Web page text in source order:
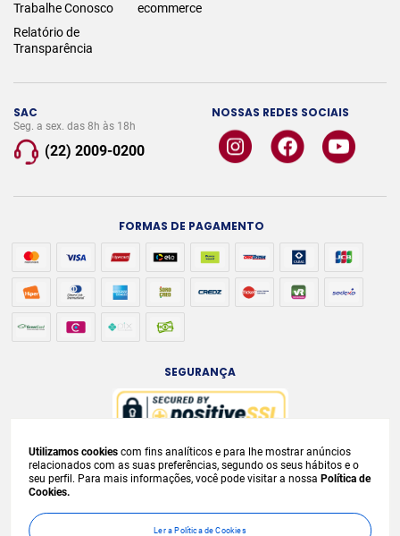
SAC
Seg. a sex. das 8h às 18h
(22) 2009-0200
NOSSAS REDES SOCIAIS
Trabalhe Conosco
Relatório de
Transparência
ecommerce
FORMAS DE PAGAMENTO
SEGURANÇA
A venda e o consumo de bebidas alcoólicas são proibidos para menores de
18 anos. Bebida Alcoólica pode causar dependência química e, em excesso,
provoca
condições exclusivas para internet e válidos durante o dia de hoje, podendo
sofrer alterações sem
prévia notificação. No caso de faltar algum produto,
Utilizamos cookies com fins analíticos e para lhe mostrar anúncios
relacionados com as suas preferências, segundo os seus hábitos e o
seu perfil. Para mais informações, você pode visitar a nossa Política de
Cookies.
Ler a Política de Cookies